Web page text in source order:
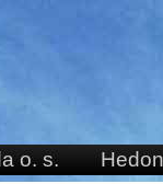
o. s.